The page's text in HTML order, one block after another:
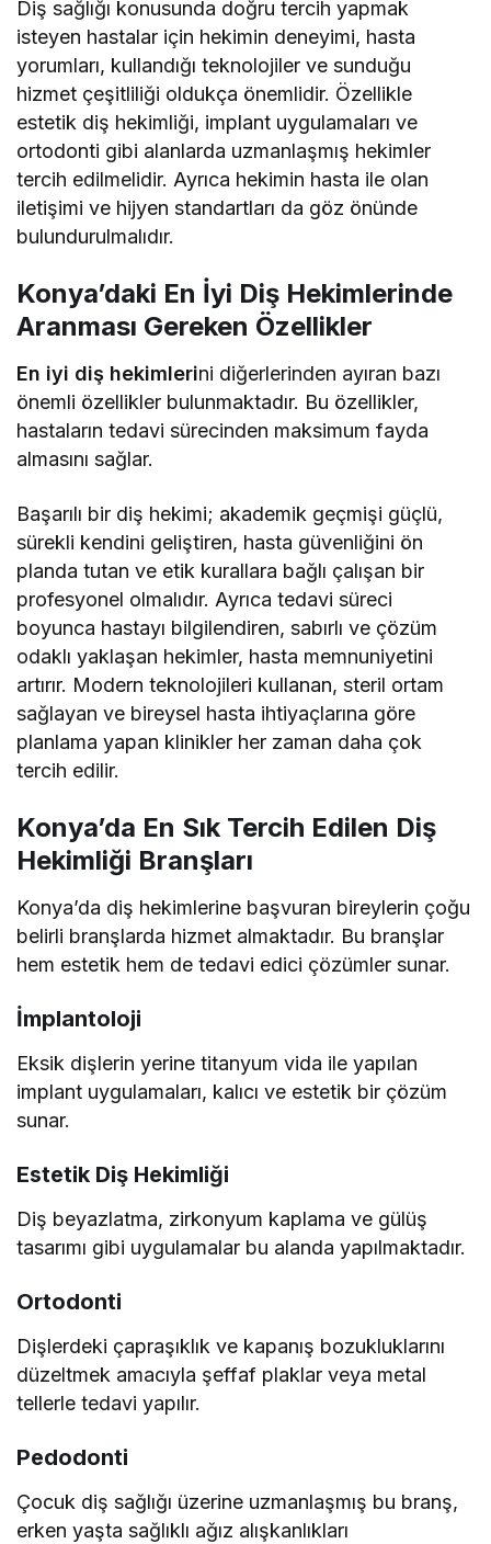
Diş sağlığı konusunda doğru tercih yapmak
isteyen hastalar için hekimin deneyimi, hasta
yorumları, kullandığı teknolojiler ve sunduğu
hizmet çeşitliliği oldukça önemlidir. Özellikle
estetik diş hekimliği, implant uygulamaları ve
ortodonti gibi alanlarda uzmanlaşmış hekimler
tercih edilmelidir. Ayrıca hekimin hasta ile olan
iletişimi ve hijyen standartları da göz önünde
bulundurulmalıdır.
Konya’daki En İyi Diş Hekimlerinde
Aranması Gereken Özellikler
En iyi diş hekimlerini diğerlerinden ayıran bazı
önemli özellikler bulunmaktadır. Bu özellikler,
hastaların tedavi sürecinden maksimum fayda
almasını sağlar.
Başarılı bir diş hekimi; akademik geçmişi güçlü,
sürekli kendini geliştiren, hasta güvenliğini ön
planda tutan ve etik kurallara bağlı çalışan bir
profesyonel olmalıdır. Ayrıca tedavi süreci
boyunca hastayı bilgilendiren, sabırlı ve çözüm
odaklı yaklaşan hekimler, hasta memnuniyetini
artırır. Modern teknolojileri kullanan, steril ortam
sağlayan ve bireysel hasta ihtiyaçlarına göre
planlama yapan klinikler her zaman daha çok
tercih edilir.
Konya’da En Sık Tercih Edilen Diş
Hekimliği Branşları
Konya’da diş hekimlerine başvuran bireylerin çoğu
belirli branşlarda hizmet almaktadır. Bu branşlar
hem estetik hem de tedavi edici çözümler sunar.
İmplantoloji
Eksik dişlerin yerine titanyum vida ile yapılan
implant uygulamaları, kalıcı ve estetik bir çözüm
sunar.
Estetik Diş Hekimliği
Diş beyazlatma, zirkonyum kaplama ve gülüş
tasarımı gibi uygulamalar bu alanda yapılmaktadır.
Ortodonti
Dişlerdeki çapraşıklık ve kapanış bozukluklarını
düzeltmek amacıyla şeffaf plaklar veya metal
tellerle tedavi yapılır.
Pedodonti
Çocuk diş sağlığı üzerine uzmanlaşmış bu branş,
erken yaşta sağlıklı ağız alışkanlıkları